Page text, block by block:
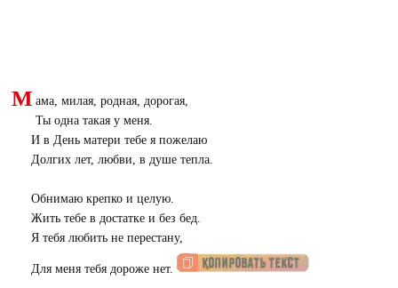
М ама, милая, родная, дорогая,
Ты одна такая у меня.
И в День матери тебе я пожелаю
Долгих лет, любви, в душе тепла.
Обнимаю крепко и целую.
Жить тебе в достатке и без бед.
Я тебя любить не перестану,
Для меня тебя дороже нет.